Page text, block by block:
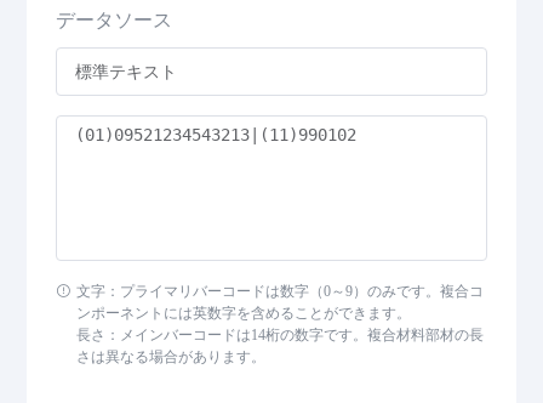
GS1 DataBar Expanded Stacked
GS1 DataBar Expanded Stacked Composite
GS1 DataBar Limited
GS1 DataBar Omnidirectional Composite
データソース
文字：プライマリバーコードは数字（0～9）のみです。複合コ
ンポーネントには英数字を含めることができます。
長さ：メインバーコードは14桁の数字です。複合材料部材の長
さは異なる場合があります。